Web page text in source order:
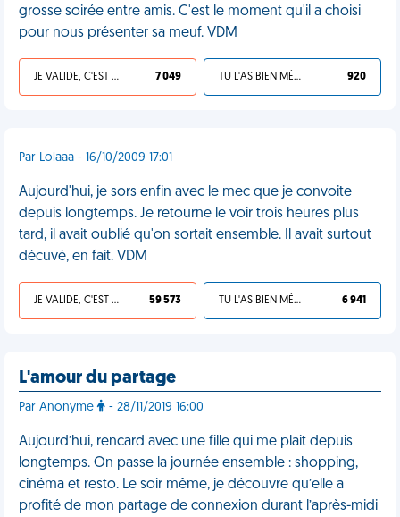
grosse soirée entre amis. C'est le moment qu'il a choisi
pour nous présenter sa meuf. VDM
JE VALIDE, C'EST UNE VDM 7 049 TU L'AS BIEN MÉRITÉ 920
Par Lolaaa - 16/10/2009 17:01
Aujourd'hui, je sors enfin avec le mec que je convoite
depuis longtemps. Je retourne le voir trois heures plus
tard, il avait oublié qu'on sortait ensemble. Il avait surtout
décuvé, en fait. VDM
JE VALIDE, C'EST UNE VDM 59 573 TU L'AS BIEN MÉRITÉ 6 941
L'amour du partage
Par Anonyme - 28/11/2019 16:00
Aujourd’hui, rencard avec une fille qui me plait depuis
longtemps. On passe la journée ensemble : shopping,
cinéma et resto. Le soir même, je découvre qu’elle a
profité de mon partage de connexion durant l’après-midi